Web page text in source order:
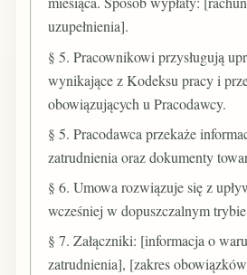
uzupełnienia].
§ 5. Pracownikowi przysługują
wynikające z Kodeksu pracy i
obowiązujących u Pracodawcy.
§ 5. Pracodawca przekaże
zatrudnienia oraz dokumenty
§ 6. Umowa rozwiązuje się z
wcześniej w dopuszczalnym
§ 7. Załączniki: [informacja o
zatrudnienia], [zakres